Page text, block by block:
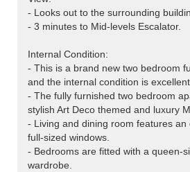
- Looks out to the surrounding
- 3 minutes to Mid-levels Escalator.
Internal Condition:
- This is a brand new two bedroom
and the internal condition is
- The fully furnished two bedroom
stylish Art Deco themed and luxury
- Living and dining room features an
full-sized windows.
- Bedrooms are fitted with a queen-
wardrobe.